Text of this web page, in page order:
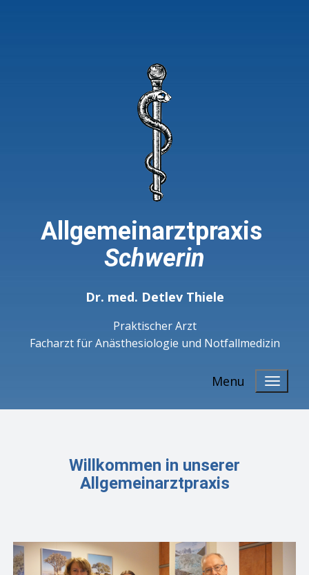
Allgemeinarztpraxis ​
Schwerin
Dr. med. Detlev Thiele
Praktischer Arzt
Facharzt für Anästhesiologie und Notfallmedizin
Menu
Willkommen in unserer
Allgemeinarztpraxis